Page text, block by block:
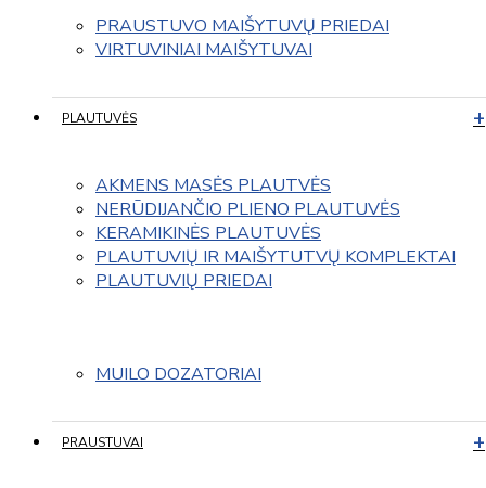
PRAUSTUVO MAIŠYTUVŲ PRIEDAI
VIRTUVINIAI MAIŠYTUVAI
PLAUTUVĖS
AKMENS MASĖS PLAUTVĖS
NERŪDIJANČIO PLIENO PLAUTUVĖS
KERAMIKINĖS PLAUTUVĖS
PLAUTUVIŲ IR MAIŠYTUTVŲ KOMPLEKTAI
PLAUTUVIŲ PRIEDAI
MUILO DOZATORIAI
PRAUSTUVAI